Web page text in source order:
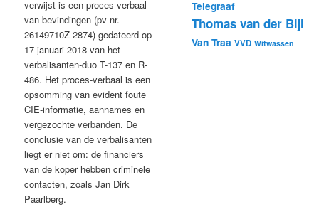
verwijst is een proces-verbaal
van bevindingen (pv-nr.
26149710Z-2874) gedateerd op
17 januari 2018 van het
verbalisanten-duo T-137 en R-
486. Het proces-verbaal is een
opsomming van evident foute
CIE-informatie, aannames en
vergezochte verbanden. De
conclusie van de verbalisanten
liegt er niet om: de financiers
van de koper hebben criminele
contacten, zoals Jan Dirk
Paarlberg.
Telegraaf
Thomas van der Bijl
Van Traa VVD Witwassen